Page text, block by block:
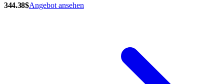
344.38$Angebot ansehen